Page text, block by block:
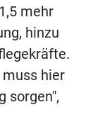
mehr
hinzu
hier
sorgen",